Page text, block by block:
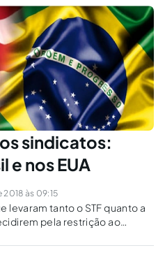
sindicatos:
e nos EUA
às 09:15
levaram tanto o STF quanto a
pela restrição ao